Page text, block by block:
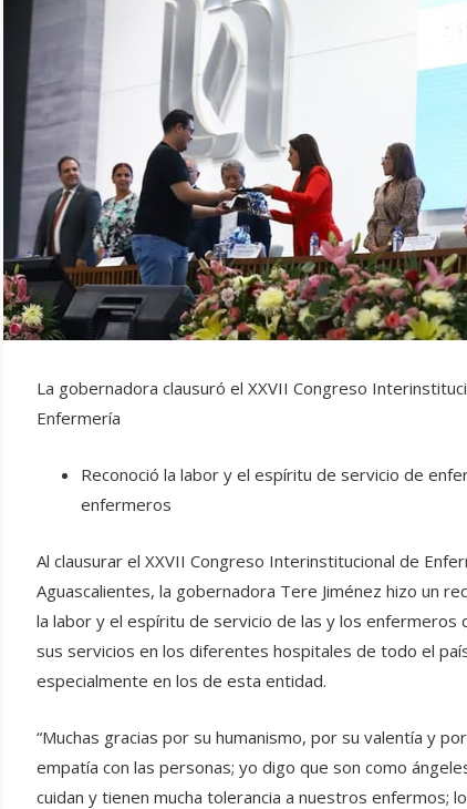
La gobernadora clausuró el XXVII Congreso
Enfermería
Reconoció la labor y el espíritu de servicio de
enfermeros
Al clausurar el XXVII Congreso Interinstitucional de
Aguascalientes, la gobernadora Tere Jiménez hizo un
la labor y el espíritu de servicio de las y los enfermeros
sus servicios en los diferentes hospitales de todo el
especialmente en los de esta entidad.
“Muchas gracias por su humanismo, por su valentía y
empatía con las personas; yo digo que son como
cuidan y tienen mucha tolerancia a nuestros enfermos;